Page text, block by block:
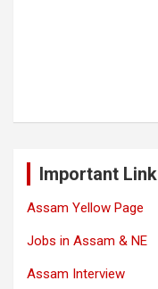
Important Link
Assam Yellow Page
Jobs in Assam & NE
Assam Interview